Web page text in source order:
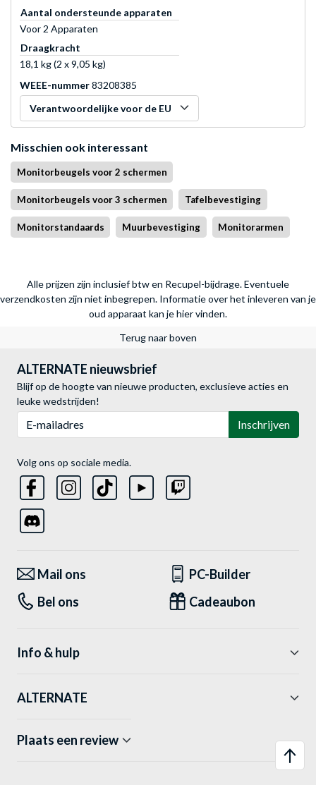
Aantal ondersteunde apparaten
Voor 2 Apparaten
Draagkracht
18,1 kg (2 x 9,05 kg)
WEEE-nummer83208385
Verantwoordelijke voor de EU
Misschien ook interessant
Monitorbeugels voor 2 schermen
Monitorbeugels voor 3 schermen Tafelbevestiging
Monitorstandaards Muurbevestiging Monitorarmen
Alle prijzen zijn inclusief btw en Recupel-bijdrage. Eventuele
verzendkosten zijn niet inbegrepen. Informatie over het inleveren van je
oud apparaat kan je hier vinden.
Terug naar boven
ALTERNATE nieuwsbrief
Blijf op de hoogte van nieuwe producten, exclusieve acties en
leuke wedstrijden!
Inschrijven
Volg ons op sociale media.
Mail ons
PC-Builder
Bel ons
Cadeaubon
Info & hulp
ALTERNATE
Plaats een review